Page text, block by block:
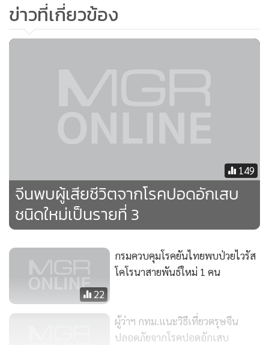
ดร.สุภาภรณ์ วัชรพฤษาดี ศูนย์วิทยาศาสตร์สุขภาพโรคอุบัติใหม่
รพ.จุฬาลงกรณ์ กล่าวว่า การตรวจสิ่งส่งตรวจของผู้ป่วยที่เข้า
เกณฑ์สอบสวนโรคไวรัสโคโรนาสายพันธุ์ใหม่ 2019 เราใช้
กระบวนการในการตรวจแบบเดียวกับโรคเมอร์ส โดยตรวจว่า
หายใจว่าใช่หรือไม่ใช่ และตรวจตระกูลของไวรัส โดยตรวจใน 2
ตระกูล คือ โคโรนาไวรัส และอินฟลูเอนซา และเมื่อพบว่าเป็น
ตระกูลโคโรนาไวรัส จึงได้ทำการถอดพันธุกรรมทั้งหมด โดยใช้
เวลา 24 ชั่วโมง แล้วนำมาเปรียบเทียบกับพันธุกรรมเชื้อไวรัส
ตระกูลโคโรนาที่มีอยู่ในธนาคารพันธุกรรม ซึ่งมาจากการรวบรวม
ข่าวที่เกี่ยวข้อง
149
จีนพบผู้เสียชีวิตจากโรคปอดอักเสบ
ชนิดใหม่เป็นรายที่ 3
22
กรมควบคุมโรคยันไทยพบป่วยไวรัส
โคโรนาสายพันธ์ใหม่ 1 คน
ผู้ว่าฯ กทม.แนะวิธีเที่ยวตรุษจีน
ปลอดภัยจากโรคปอดอักเสบ